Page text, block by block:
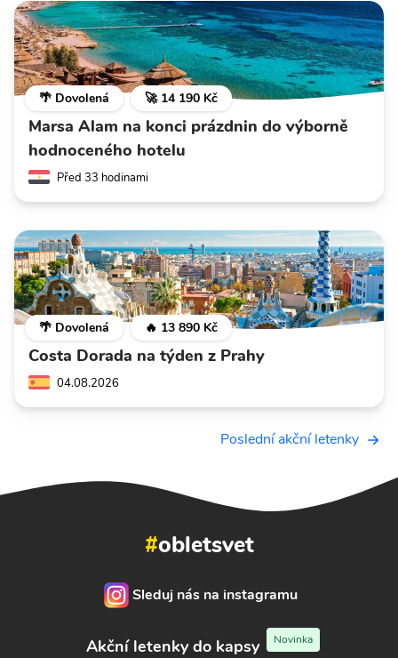
🌴 Dovolená 🚀 14 190 Kč
Marsa Alam na konci prázdnin do výborně
hodnoceného hotelu
Před 33 hodinami
🌴 Dovolená 🔥 13 890 Kč
Costa Dorada na týden z Prahy
04.08.2026
Poslední akční letenky
#obletsvet
Sleduj nás na instagramu
Akční letenky do kapsy Novinka